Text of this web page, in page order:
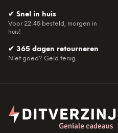
✔ Snel in huis
Voor 22:45 besteld, morgen in
huis!
✔ 365 dagen retourneren
Niet goed? Geld terug.